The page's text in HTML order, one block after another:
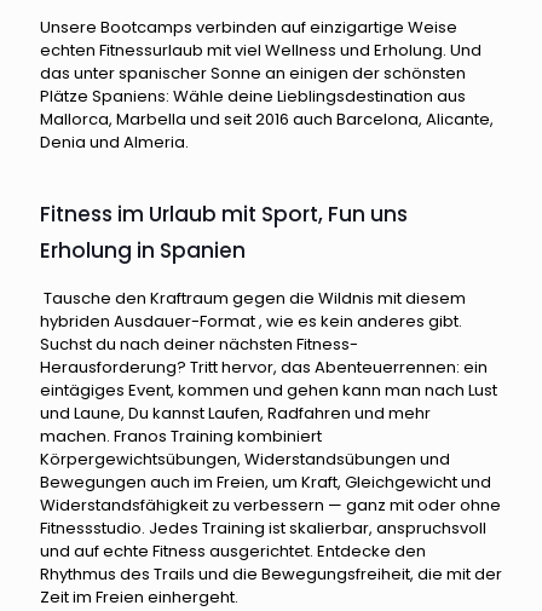
Unsere Bootcamps verbinden auf einzigartige Weise
echten Fitnessurlaub mit viel Wellness und Erholung. Und
das unter spanischer Sonne an einigen der schönsten
Plätze Spaniens: Wähle deine Lieblingsdestination aus
Mallorca, Marbella und seit 2016 auch Barcelona, Alicante,
Denia und Almeria.
Fitness im Urlaub mit Sport, Fun uns
Erholung in Spanien
Tausche den Kraftraum gegen die Wildnis mit diesem
hybriden Ausdauer-Format , wie es kein anderes gibt.
Suchst du nach deiner nächsten Fitness-
Herausforderung? Tritt hervor, das Abenteuerrennen: ein
eintägiges Event, kommen und gehen kann man nach Lust
und Laune, Du kannst Laufen, Radfahren und mehr
machen. Franos Training kombiniert
Körpergewichtsübungen, Widerstandsübungen und
Bewegungen auch im Freien, um Kraft, Gleichgewicht und
Widerstandsfähigkeit zu verbessern — ganz mit oder ohne
Fitnessstudio. Jedes Training ist skalierbar, anspruchsvoll
und auf echte Fitness ausgerichtet. Entdecke den
Rhythmus des Trails und die Bewegungsfreiheit, die mit der
Zeit im Freien einhergeht.